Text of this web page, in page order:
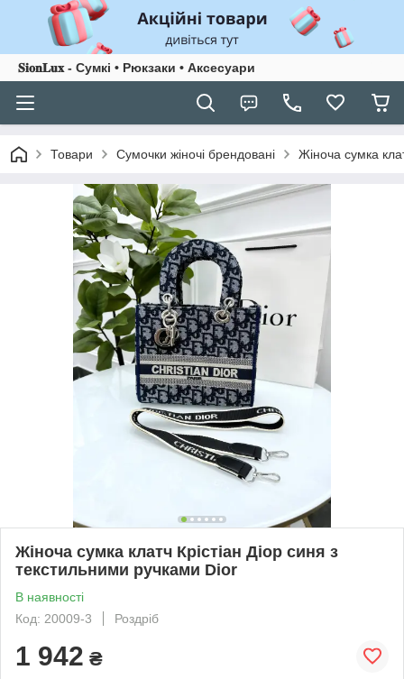
𝐒𝐢𝐨𝐧𝐋𝐮𝐱 - Сумкі • Рюкзаки • Аксесуари
Товари Сумочки жіночі брендовані Жіноча сумка
Жіноча сумка клатч Крістіан Діор синя з
текстильними ручками Dior
В наявності
Код: 20009-3
Роздріб
1 942 ₴